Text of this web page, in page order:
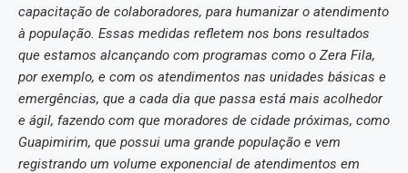
capacitação de colaboradores, para humanizar o atendimento
à população. Essas medidas refletem nos bons resultados
que estamos alcançando com programas como o Zera Fila,
por exemplo, e com os atendimentos nas unidades básicas e
emergências, que a cada dia que passa está mais acolhedor
e ágil, fazendo com que moradores de cidade próximas, como
Guapimirim, que possui uma grande população e vem
registrando um volume exponencial de atendimentos em